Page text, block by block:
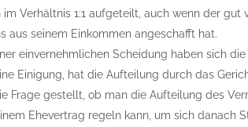
im Verhältnis 1:1 aufgeteilt, auch wenn der
aus seinem Einkommen angeschafft hat.
einvernehmlichen Scheidung haben sich
Einigung, hat die Aufteilung durch das
Frage gestellt, ob man die Aufteilung des
Ehevertrag regeln kann, um sich danach